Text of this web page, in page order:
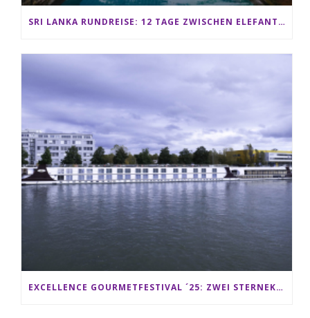
SRI LANKA RUNDREISE: 12 TAGE ZWISCHEN ELEFANTEN, TEEPLANTAGEN & STRAND ALS FAMILIE
EXCELLENCE GOURMETFESTIVAL ´25: ZWEI STERNEKÖCHE ANTONIO GUIDA & DARIO MORESCO VERWÖHNEN IHRE GÄSTE AUF EINER LUXERIÖSEN SCHIFFSREISE